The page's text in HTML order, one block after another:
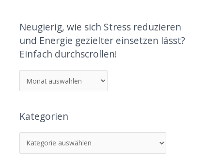
Neugierig, wie sich Stress reduzieren
und Energie gezielter einsetzen lässt?
Einfach durchscrollen!
Kategorien